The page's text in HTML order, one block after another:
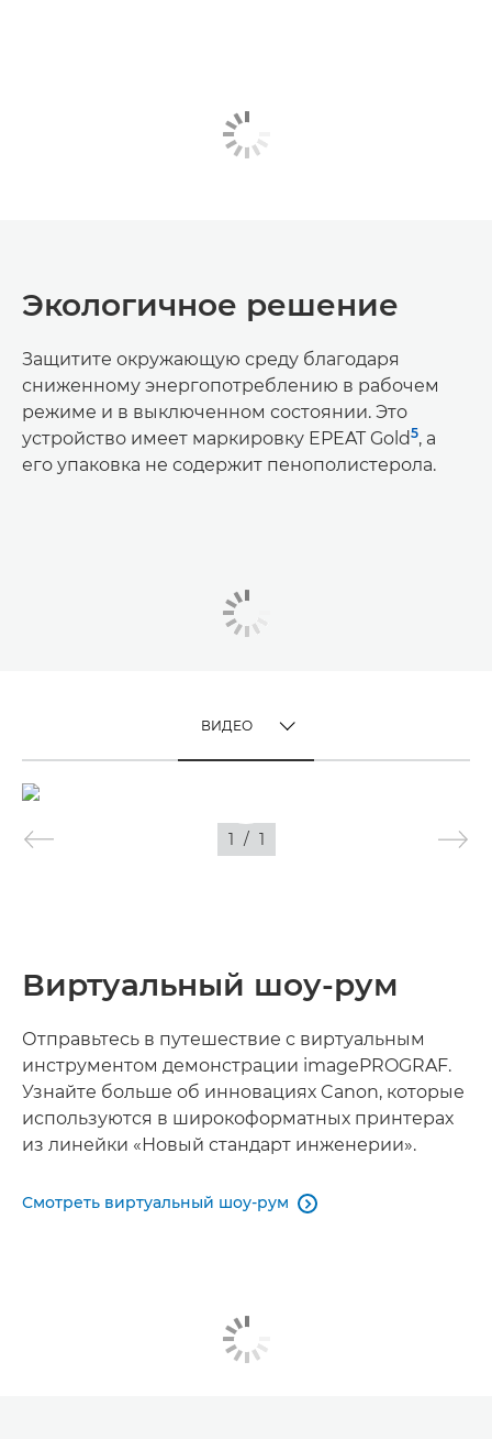
Экологичное решение
Защитите окружающую среду благодаря
сниженному энергопотреблению в рабочем
режиме и в выключенном состоянии. Это
устройство имеет маркировку EPEAT Gold5, а
его упаковка не содержит пенополистерола.
ВИДЕО
1 / 1
Виртуальный шоу-рум
Отправьтесь в путешествие с виртуальным
инструментом демонстрации imagePROGRAF.
Узнайте больше об инновациях Canon, которые
используются в широкоформатных принтерах
из линейки «Новый стандарт инженерии».
Смотреть виртуальный шоу-рум 